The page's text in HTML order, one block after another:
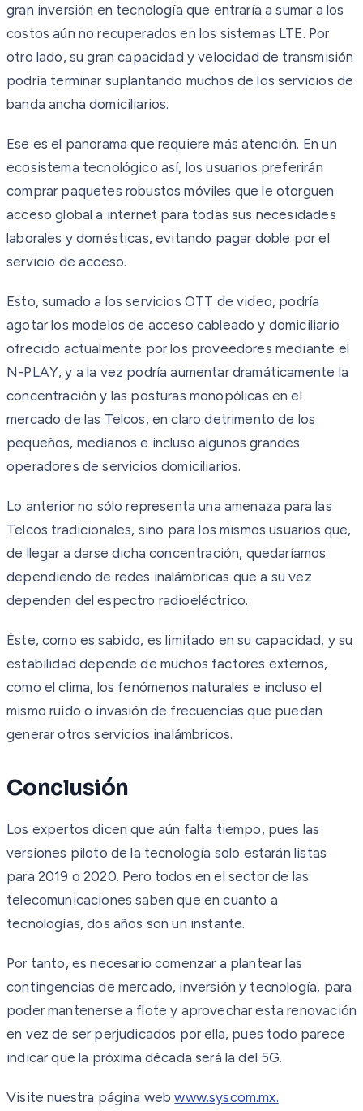
gran inversión en tecnología que entraría a sumar a los
costos aún no recuperados en los sistemas LTE. Por
otro lado, su gran capacidad y velocidad de transmisión
podría terminar suplantando muchos de los servicios de
banda ancha domiciliarios.
Ese es el panorama que requiere más atención. En un
ecosistema tecnológico así, los usuarios preferirán
comprar paquetes robustos móviles que le otorguen
acceso global a internet para todas sus necesidades
laborales y domésticas, evitando pagar doble por el
servicio de acceso.
Esto, sumado a los servicios OTT de video, podría
agotar los modelos de acceso cableado y domiciliario
ofrecido actualmente por los proveedores mediante el
N-PLAY, y a la vez podría aumentar dramáticamente la
concentración y las posturas monopólicas en el
mercado de las Telcos, en claro detrimento de los
pequeños, medianos e incluso algunos grandes
operadores de servicios domiciliarios.
Lo anterior no sólo representa una amenaza para las
Telcos tradicionales, sino para los mismos usuarios que,
de llegar a darse dicha concentración, quedaríamos
dependiendo de redes inalámbricas que a su vez
dependen del espectro radioeléctrico.
Éste, como es sabido, es limitado en su capacidad, y su
estabilidad depende de muchos factores externos,
como el clima, los fenómenos naturales e incluso el
mismo ruido o invasión de frecuencias que puedan
generar otros servicios inalámbricos.
Conclusión
Los expertos dicen que aún falta tiempo, pues las
versiones piloto de la tecnología solo estarán listas
para 2019 o 2020. Pero todos en el sector de las
telecomunicaciones saben que en cuanto a
tecnologías, dos años son un instante.
Por tanto, es necesario comenzar a plantear las
contingencias de mercado, inversión y tecnología, para
poder mantenerse a flote y aprovechar esta renovación
en vez de ser perjudicados por ella, pues todo parece
indicar que la próxima década será la del 5G.
Visite nuestra página webwww.syscom.mx.